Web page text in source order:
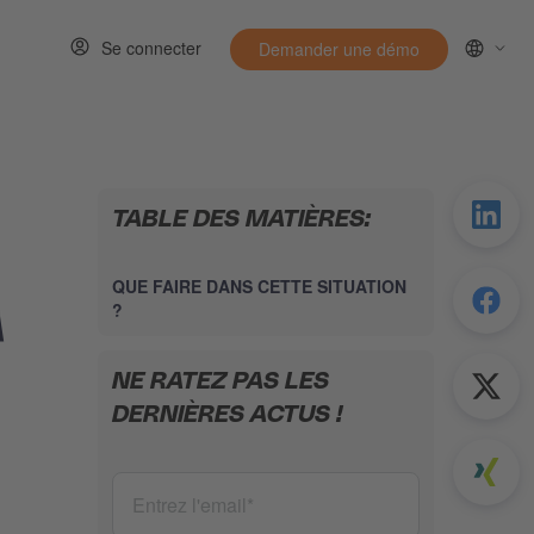
submenu for Entirely
Se connecter Demander une démo
TABLE DES MATIÈRES:
QUE FAIRE DANS CETTE SITUATION
?
NE RATEZ PAS LES
DERNIÈRES ACTUS !